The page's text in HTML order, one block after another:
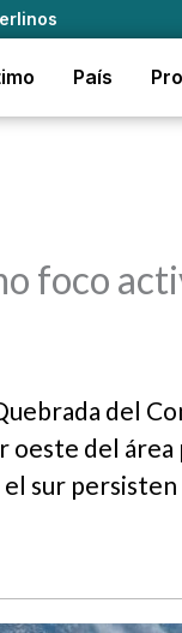
País
foco
del
oeste del
sur